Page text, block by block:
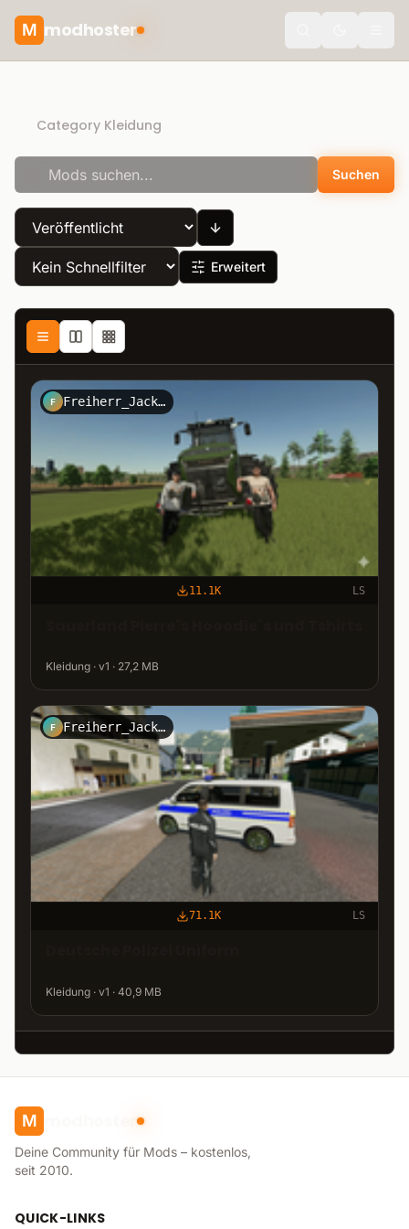
M modhoster
Category Kleidung
Suchen
Erweitert
F Freiherr_Jack_Kirtz_Design
11.1K LS
Kleidung · v1 · 27,2 MB
F Freiherr_Jack_Kirtz_Design
71.1K LS
Kleidung · v1 · 40,9 MB
M modhoster
Deine Community für Mods – kostenlos,
seit 2010.
QUICK-LINKS